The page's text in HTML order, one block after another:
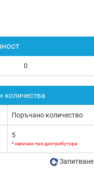
0
количества
Поръчано количество
5
* налични при дистрибутора
Запитване